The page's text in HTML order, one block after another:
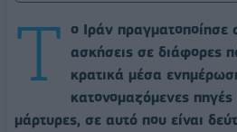
Τ
ο Ιράν πραγματοποίησε
ασκήσεις σε διάφορες
κρατικά μέσα
κατονομαζόμενες πηγές
μάρτυρες, σε αυτό που είναι